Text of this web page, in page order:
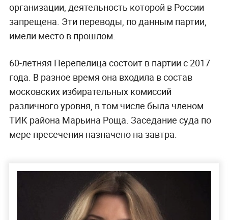
организации, деятельность которой в России
запрещена. Эти переводы, по данным партии,
имели место в прошлом.
60-летняя Перепелица состоит в партии с 2017
года. В разное время она входила в состав
московских избирательных комиссий
различного уровня, в том числе была членом
ТИК района Марьина Роща. Заседание суда по
мере пресечения назначено на завтра.